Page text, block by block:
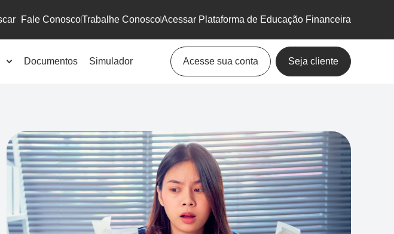
Fale ConoscoTrabalhe ConoscoAcessar Plataforma de Educação Financeira
Documentos Simulador Acesse sua conta Seja cliente